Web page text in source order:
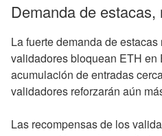
Demanda de
La fuerte demanda de
validadores bloquean ETH en
acumulación de entradas
validadores reforzarán aún
Las recompensas de los